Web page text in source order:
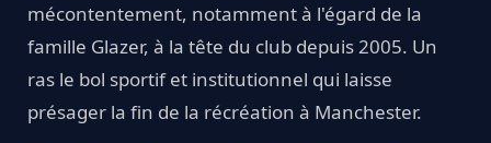
mécontentement, notamment à l'égard de la
famille Glazer, à la tête du club depuis 2005. Un
ras le bol sportif et institutionnel qui laisse
présager la fin de la récréation à Manchester.